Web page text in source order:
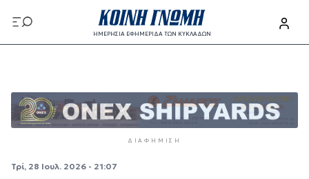
Παράκαμψη προς το κυρίως περιεχόμενο
ΗΜΕΡΗΣΙΑ ΕΦΗΜΕΡΙΔΑ ΤΩΝ ΚΥΚΛΑΔΩΝ
ΔΙΑΦΉΜΙΣΗ
Τρί, 28 Ιουλ. 2026 - 21:07